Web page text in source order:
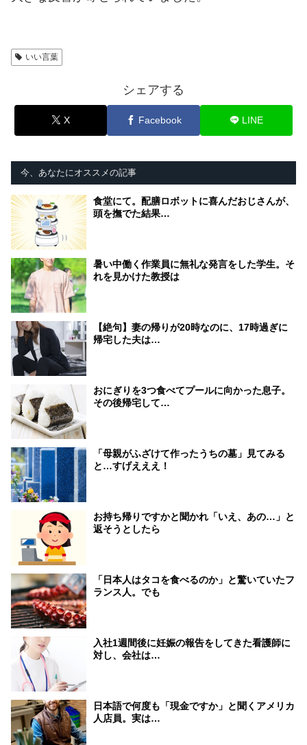
いい言葉
シェアする
X Facebook LINE
今、あなたにオススメの記事
食堂にて。配膳ロボットに喜んだおじさんが、
頭を撫でた結果…
暑い中働く作業員に無礼な発言をした学生。そ
れを見かけた教授は
【絶句】妻の帰りが20時なのに、17時過ぎに
帰宅した夫は…
おにぎりを3つ食べてプールに向かった息子。
その後帰宅して…
「母親がふざけて作ったうちの墓」見てみる
と…すげえええ！
お持ち帰りですかと聞かれ「いえ、あの…」と
返そうとしたら
「日本人はタコを食べるのか」と驚いていたフ
ランス人。でも
入社1週間後に妊娠の報告をしてきた看護師に
対し、会社は…
日本語で何度も「現金ですか」と聞くアメリカ
人店員。実は…